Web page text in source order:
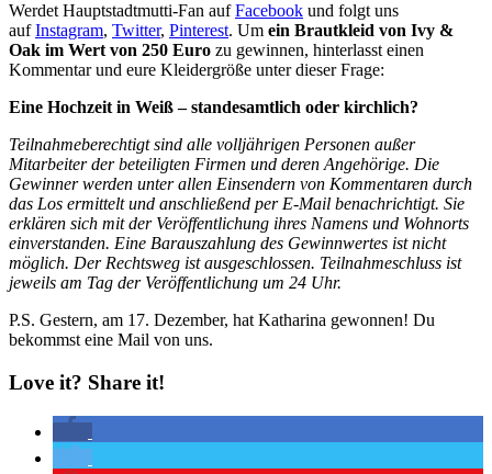
Werdet Hauptstadtmutti-Fan aufFacebook und folgt uns
aufInstagram, Twitter, Pinterest. Um ein Brautkleid von Ivy &
Oak im Wert von 250 Euro zu gewinnen, hinterlasst einen
Kommentar und eure Kleidergröße unter dieser Frage:
Eine Hochzeit in Weiß – standesamtlich oder kirchlich?
Teilnahmeberechtigt sind alle volljährigen Personen außer
Mitarbeiter der beteiligten Firmen und deren Angehörige. Die
Gewinner werden unter allen Einsendern von Kommentaren durch
das Los ermittelt und anschließend per E-Mail benachrichtigt. Sie
erklären sich mit der Veröffentlichung ihres Namens und Wohnorts
einverstanden. Eine Barauszahlung des Gewinnwertes ist nicht
möglich. Der Rechtsweg ist ausgeschlossen. Teilnahmeschluss ist
jeweils am Tag der Veröffentlichung um 24 Uhr.
P.S. Gestern, am 17. Dezember, hat Katharina gewonnen! Du
bekommst eine Mail von uns.
Love it? Share it!